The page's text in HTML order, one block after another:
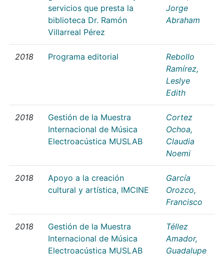
servicios que presta la
biblioteca Dr. Ramón
Villarreal Pérez
Jorge
Abraham
2018 Programa editorial
Rebollo
Ramírez,
Leslye
Edith
2018
Gestión de la Muestra
Internacional de Música
Electroacústica MUSLAB
Cortez
Ochoa,
Claudia
Noemi
2018
Apoyo a la creación
cultural y artística, IMCINE
García
Orozco,
Francisco
2018
Gestión de la Muestra
Internacional de Música
Electroacústica MUSLAB
Téllez
Amador,
Guadalupe